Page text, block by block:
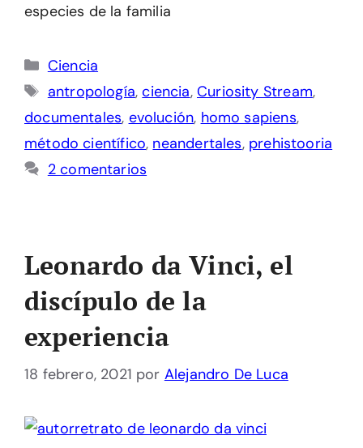
especies de la familia
Categorías
Ciencia
Etiquetas
antropología,ciencia, Curiosity Stream,
documentales, evolución, homo sapiens,
método científico, neandertales, prehistooria
2 comentarios
Leonardo da Vinci, el
discípulo de la
experiencia
18 febrero, 2021 por Alejandro De Luca